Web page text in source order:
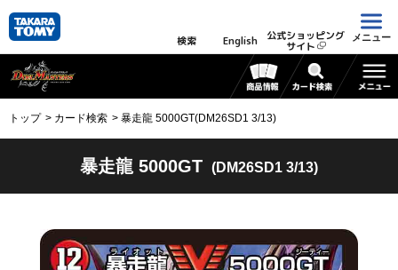
検索 English 公式ショッピング
サイト
メニュー
トップ カード検索 暴走龍 5000GT(DM26SD1 3/13)
暴走龍 5000GT (DM26SD1 3/13)